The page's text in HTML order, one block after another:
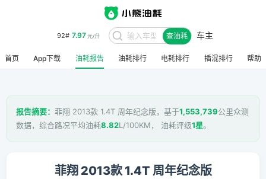
92# 7.97元/升 查油耗 车主
首页 App下载 油耗报告 油耗排行 电耗排行 插混排行 帮助
报告摘要： 菲翔 2013款 1.4T 周年纪念版，基于1,553,739公里众测
数据，综合路况平均油耗8.82L/100KM， 油耗评级1星。
菲翔 2013款 1.4T 周年纪念版